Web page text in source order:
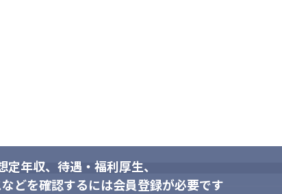
定年収、待遇・福利厚生、
どを確認するには会員登録が必要です